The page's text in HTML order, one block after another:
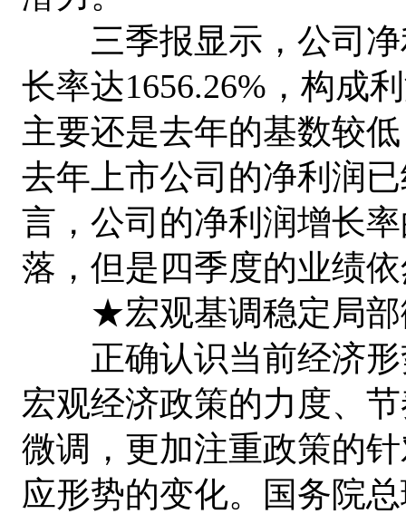
三季报显示，公司净
长率达1656.26%，构成
主要还是去年的基数较
去年上市公司的净利润
言，公司的净利润增长
落，但是四季度的业绩
★宏观基调稳定局部
正确认识当前经济形
宏观经济政策的力度、
微调，更加注重政策的
应形势的变化。国务院